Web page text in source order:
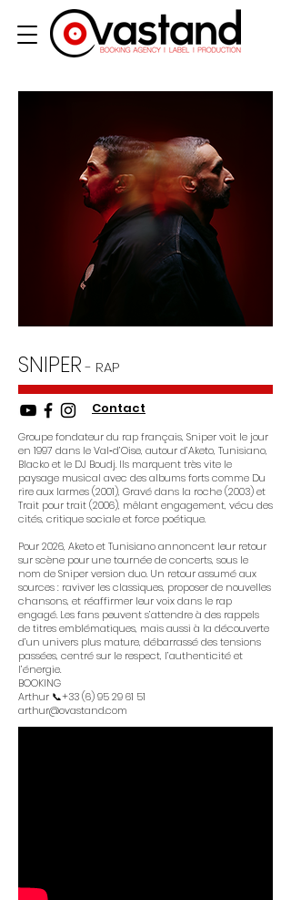
SNIPER- RAP
Contact
Groupe fondateur du rap français, Sniper voit le jour
en 1997 dans le Val‑d’Oise, autour d’Aketo, Tunisiano,
Blacko et le DJ Boudj. Ils marquent très vite le
paysage musical avec des albums forts comme Du
rire aux larmes (2001), Gravé dans la roche (2003) et
Trait pour trait (2006), mêlant engagement, vécu des
cités, critique sociale et force poétique.
Pour 2026, Aketo et Tunisiano annoncent leur retour
sur scène pour une tournée de concerts, sous le
nom de Sniper version duo. Un retour assumé aux
sources : raviver les classiques, proposer de nouvelles
chansons, et réaffirmer leur voix dans le rap
engagé. Les fans peuvent s’attendre à des rappels
de titres emblématiques, mais aussi à la découverte
d’un univers plus mature, débarrassé des tensions
passées, centré sur le respect, l’authenticité et
l’énergie.
BOOKING
Arthur 📞+33(6) 95 29 61 51
arthur@ovastand.com